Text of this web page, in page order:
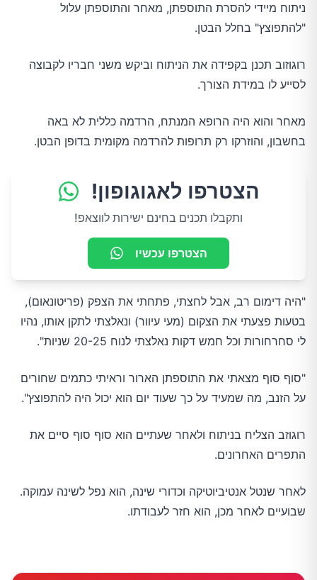
ניתוח מיידי להסרת התוספתן, מאחר והתוספתן עלול
"להתפוצץ" בחלל הבטן.
רוגוזוב תכנן בקפידה את הניתוח וביקש משני חבריו לקבוצה
לסייע לו במידת הצורך.
מאחר והוא היה הרופא המנתח, הרדמה כללית לא באה
בחשבון, והוזרקו רק תרופות להרדמה מקומית בדופן הבטן.
הצטרפו לאגוגופון!
ותקבלו תכנים בחינם ישירות לווצאפ!
הצטרפו עכשיו
"היה דימום רב, אבל לחצתי, פתחתי את הצפק (פריטונאום),
בטעות פצעתי את הצקום (מעי עיוור) ונאלצתי לתקן אותו, נהיו
לי סחרחורות וכל חמש דקות נאלצתי לנוח 20-25 שניות".
"סוף סוף מצאתי את התוספתן הארור וראיתי כתמים שחורים
על הזנב, מה שמעיד על כך שעוד יום הוא יכול היה להתפוצץ".
רוגוזב הצליח בניתוח ולאחר שעתיים הוא סוף סוף סיים את
התפרים האחרונים.
לאחר שנטל אנטיביוטיקה וכדורי שינה, הוא נפל לשינה עמוקה.
שבועיים לאחר מכן, הוא חזר לעבודתו.